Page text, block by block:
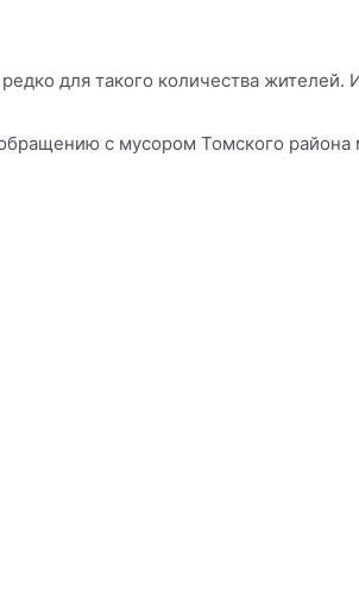
для такого количества жителей.
с мусором Томского